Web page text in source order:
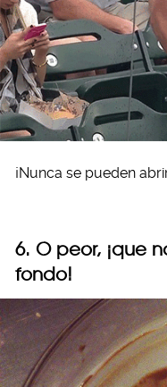
¡Nunca se pueden
6. O peor, ¡que
fondo!